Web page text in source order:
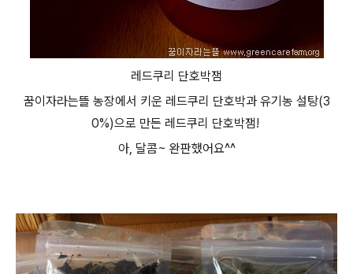
레드쿠리 단호박잼
꿈이자라는뜰 농장에서 키운 레드쿠리 단호박과 유기농 설탕(3
0%)으로 만든 레드쿠리 단호박잼!
아, 달콤~ 완판했어요^^